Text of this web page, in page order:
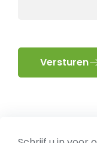
Versturen